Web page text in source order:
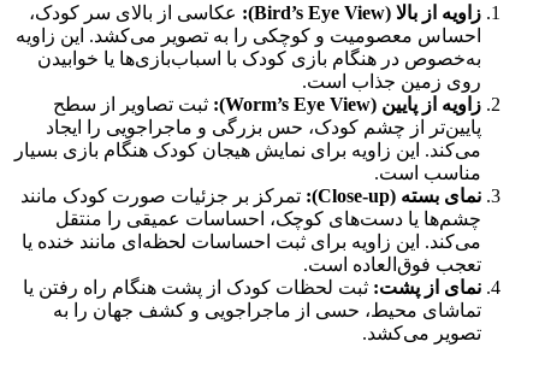
زاویه از بالا (Bird’s Eye View):
عکاسی از بالای سر کودک،
احساس معصومیت و کوچکی را به تصویر می‌کشد. این زاویه
به‌خصوص در هنگام بازی کودک با اسباب‌بازی‌ها یا خوابیدن
روی زمین جذاب است.
زاویه از پایین (Worm’s Eye View):
ثبت تصاویر از سطح
پایین‌تر از چشم کودک، حس بزرگی و ماجراجویی را ایجاد
می‌کند. این زاویه برای نمایش هیجان کودک هنگام بازی بسیار
مناسب است.
نمای بسته (Close-up):
تمرکز بر جزئیات صورت کودک مانند
چشم‌ها یا دست‌های کوچک، احساسات عمیقی را منتقل
می‌کند. این زاویه برای ثبت احساسات لحظه‌ای مانند خنده یا
تعجب فوق‌العاده است.
نمای از پشت: ثبت لحظات کودک از پشت هنگام راه رفتن یا
تماشای محیط، حسی از ماجراجویی و کشف جهان را به
تصویر می‌کشد.